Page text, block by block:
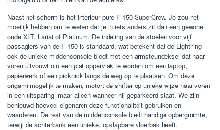
Naast het scherm is het interieur pure F-150 SuperCrew. Je zou het
moeilijk hebben om te weten dat je in iets anders zit dan een gewone
oude XLT, Lariat of Platinum. De indeling van de stoelen voor vijf
passagiers van de F-150 is standaard, wat betekent dat de Lightning
ook de unieke middenconsole biedt met een armsteundeksel dat naar
voren uitvouwt om een ​​plat oppervlak te worden om een ​​laptop,
papierwerk of een picknick langs de weg op te plaatsen. Om deze
origami mogelijk te maken, motort de shifter op unieke wijze naar voren
in een uitsparing, maar alleen wanneer hij geparkeerd staat. We zijn
benieuwd hoeveel eigenaren deze functionaliteit gebruiken en
waarderen. De rest van de middenconsole biedt handige opbergruimte,
terwijl de achterbank een unieke, opklapbare vloerbak heeft.